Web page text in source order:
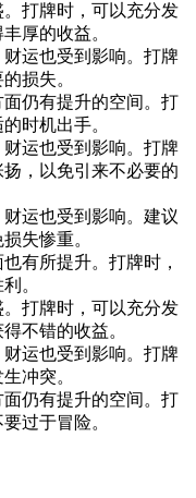
打牌时，可以充分发
厚的收益。
运也受到影响。打牌
损失。
面仍有提升的空间。打
时机出手。
财运也受到影响。打牌
，以免引来不必要的
财运也受到影响。建议
失惨重。
有所提升。打牌时，
。
。打牌时，可以充分发
不错的收益。
财运也受到影响。打牌
冲突。
仍有提升的空间。打
过于冒险。